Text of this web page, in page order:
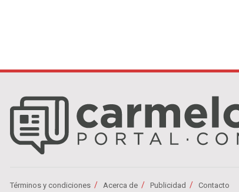
Términos y condiciones Acerca de Publicidad Contacto